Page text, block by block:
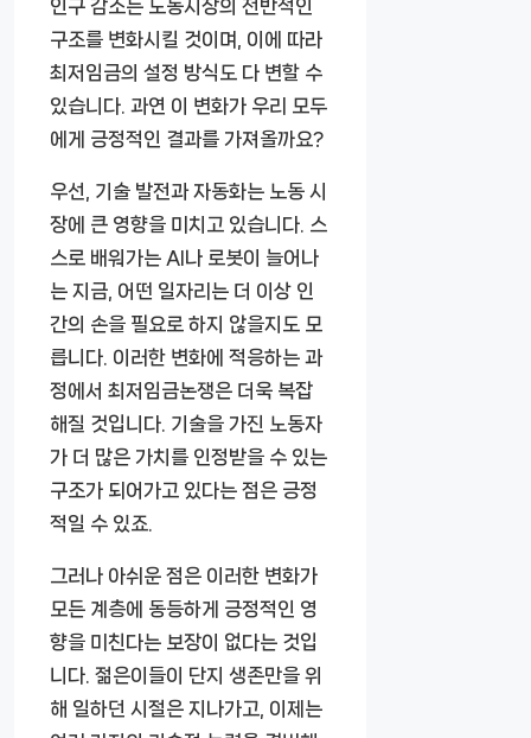
인구 감소는 노동시장의 전반적인
구조를 변화시킬 것이며, 이에 따라
최저임금의 설정 방식도 다 변할 수
있습니다. 과연 이 변화가 우리 모두
에게 긍정적인 결과를 가져올까요?
우선, 기술 발전과 자동화는 노동 시
장에 큰 영향을 미치고 있습니다. 스
스로 배워가는 AI나 로봇이 늘어나
는 지금, 어떤 일자리는 더 이상 인
간의 손을 필요로 하지 않을지도 모
릅니다. 이러한 변화에 적응하는 과
정에서 최저임금논쟁은 더욱 복잡
해질 것입니다. 기술을 가진 노동자
가 더 많은 가치를 인정받을 수 있는
구조가 되어가고 있다는 점은 긍정
적일 수 있죠.
그러나 아쉬운 점은 이러한 변화가
모든 계층에 동등하게 긍정적인 영
향을 미친다는 보장이 없다는 것입
니다. 젊은이들이 단지 생존만을 위
해 일하던 시절은 지나가고, 이제는